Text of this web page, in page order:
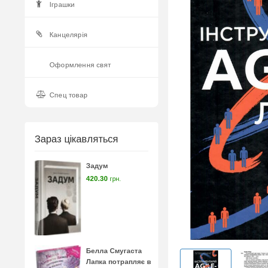
Іграшки
Канцелярія
Оформлення свят
Спец товар
Зараз цікавляться
Задум
420.30 грн.
Белла Смугаста
Лапка потрапляє в